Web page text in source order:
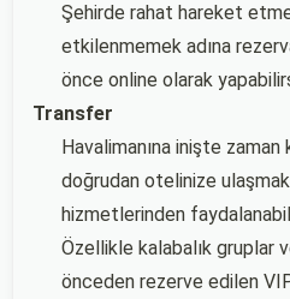
Şehirde rahat hareket
etkilenmemek adına
önce online olarak
Transfer
Havalimanına inişte
doğrudan otelinize
hizmetlerinden
Özellikle kalabalık gruplar
önceden rezerve edilen